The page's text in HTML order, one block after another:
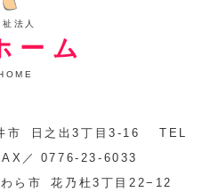
法人
ーム
市 日之出3丁目3-16
TEL
／
0776-23-6033
ら市
花乃杜3丁目22−12